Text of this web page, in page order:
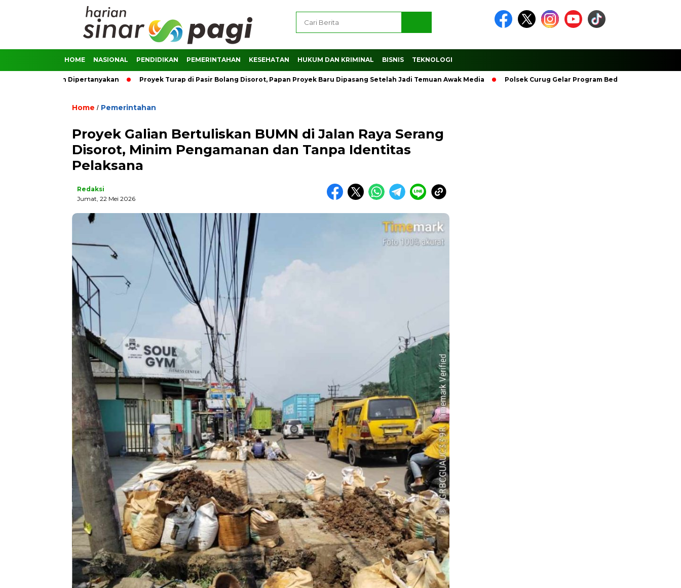
HOME NASIONAL PENDIDIKAN PEMERINTAHAN KESEHATAN HUKUM DAN KRIMINAL BISNIS TEKNOLOGI
Dipertanyakan Proyek Turap di Pasir Bolang Disorot, Papan Proyek Baru Dipasang Setelah Jadi Temuan Awak Media Polsek Curug Gelar Program Bedah Rumah Kemerdekaan,
Home / Pemerintahan
Proyek Galian Bertuliskan BUMN di Jalan Raya Serang
Disorot, Minim Pengamanan dan Tanpa Identitas
Pelaksana
Redaksi
Jumat, 22 Mei 2026